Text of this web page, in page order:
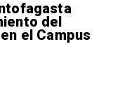
del
el Campus